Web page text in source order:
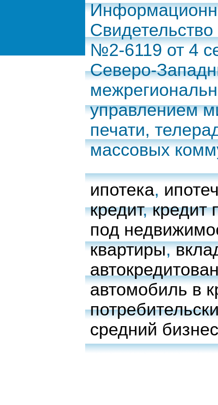
№2-6119 от 4
Северо-
управлением
печати,
массовых
ипотека,
кредит,кредит
под
квартиры,
автомобиль в
средний бизнес